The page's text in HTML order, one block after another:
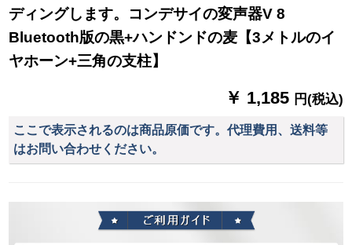
ディングします。コンデサイの変声器V 8
Bluetooth版の黒+ハンドンドの麦【3メトルのイ
ヤホーン+三角の支柱】
￥ 1,185 円(税込)
ここで表示されるのは商品原価です。代理費用、送料等
はお問い合わせください。